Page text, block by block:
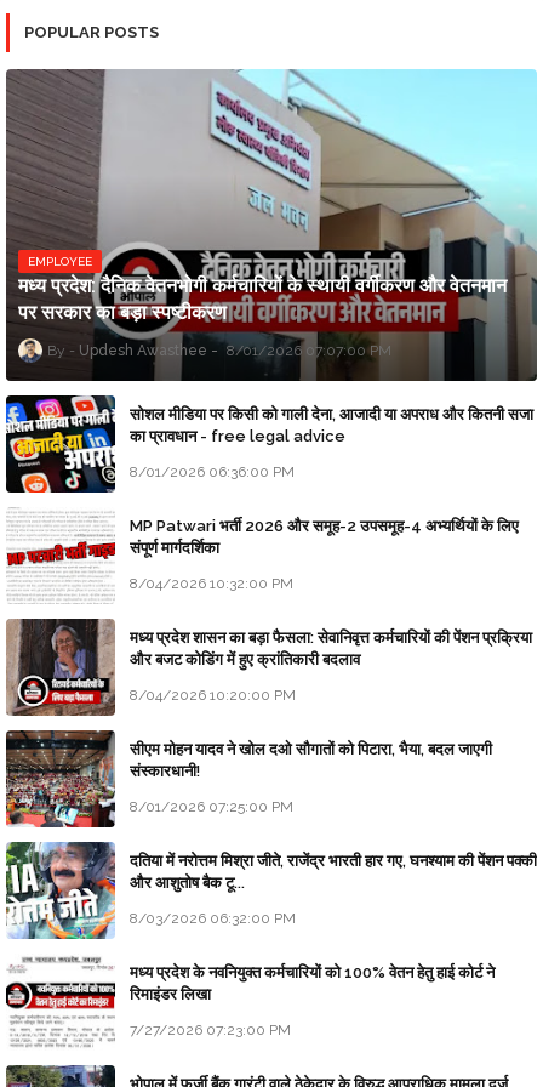
POPULAR POSTS
EMPLOYEE
मध्य प्रदेश: दैनिक वेतनभोगी कर्मचारियों के स्थायी वर्गीकरण और वेतनमान
पर सरकार का बड़ा स्पष्टीकरण
Updesh Awasthee 8/01/2026 07:07:00 PM
सोशल मीडिया पर किसी को गाली देना, आजादी या अपराध और कितनी सजा
का प्रावधान - free legal advice
8/01/2026 06:36:00 PM
MP Patwari भर्ती 2026 और समूह-2 उपसमूह-4 अभ्यर्थियों के लिए
संपूर्ण मार्गदर्शिका
8/04/2026 10:32:00 PM
मध्य प्रदेश शासन का बड़ा फैसला: सेवानिवृत्त कर्मचारियों की पेंशन प्रक्रिया
और बजट कोडिंग में हुए क्रांतिकारी बदलाव
8/04/2026 10:20:00 PM
सीएम मोहन यादव ने खोल दओ सौगातों को पिटारा, भैया, बदल जाएगी
संस्कारधानी!
8/01/2026 07:25:00 PM
दतिया में नरोत्तम मिश्रा जीते, राजेंद्र भारती हार गए, घनश्याम की पेंशन पक्की
और आशुतोष बैक टू...
8/03/2026 06:32:00 PM
मध्य प्रदेश के नवनियुक्त कर्मचारियों को 100% वेतन हेतु हाई कोर्ट ने
रिमाइंडर लिखा
7/27/2026 07:23:00 PM